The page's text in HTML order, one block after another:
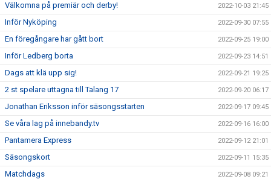
Välkomna på premiär och derby! 2022-10-03 21:45
Inför Nyköping 2022-09-30 07:55
En föregångare har gått bort 2022-09-25 19:00
Inför Ledberg borta 2022-09-23 14:51
Dags att klä upp sig! 2022-09-21 19:25
2 st spelare uttagna till Talang 17 2022-09-20 06:17
Jonathan Eriksson inför säsongsstarten 2022-09-17 09:45
Se våra lag på innebandy.tv 2022-09-16 16:00
Pantamera Express 2022-09-12 21:01
Säsongskort 2022-09-11 15:35
Matchdags 2022-09-08 09:21